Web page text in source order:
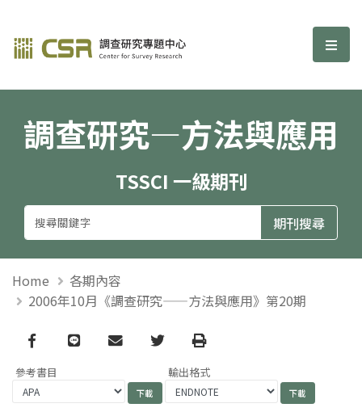
調查研究—方法與應用期刊 選
調查研究—方法與應用
TSSCI 一級期刊
Home
各期內容
2006年10月《調查研究——方法與應用》第20期
Facebook
line email TwitterPrint
參考書目 輸出格式